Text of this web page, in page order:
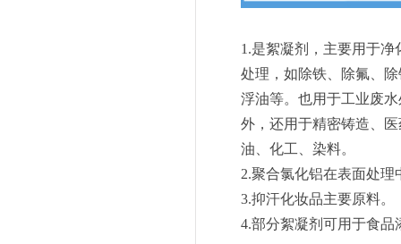
1.是絮凝剂，主要用于
处理，如除铁、除氟、
浮油等。也用于工业废
外，还用于精密铸造、
油、化工、染料。
2.聚合氯化铝在表面处理
3.抑汗化妆品主要原料。
4.部分絮凝剂可用于食品